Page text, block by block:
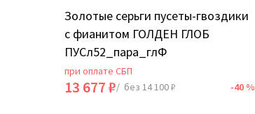
Золотые серьги пусеты-гвоздики
с фианитом ГОЛДЕН ГЛОБ
ПУСл52_пара_глФ
при оплате СБП
13 677 ₽/ без 14 100 ₽ -40 %